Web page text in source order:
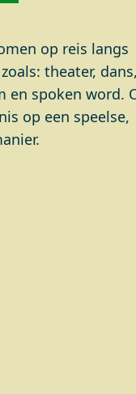
op reis langs
theater,
en spoken word.
op een speelse,